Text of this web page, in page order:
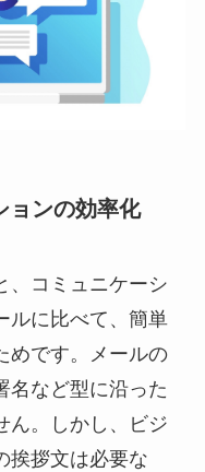
ョンの効率化
、コミュニケーシ
ルに比べて、簡単
めです。メールの
名など型に沿った
ん。しかし、ビジ
挨拶文は必要な